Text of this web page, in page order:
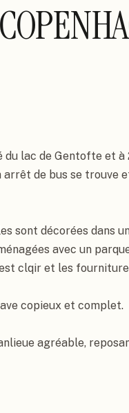
du lac de Gentofte et à
arrêt de bus se trouve
sont décorées dans
avec un
clqir et les
copieux et complet.
agréable,